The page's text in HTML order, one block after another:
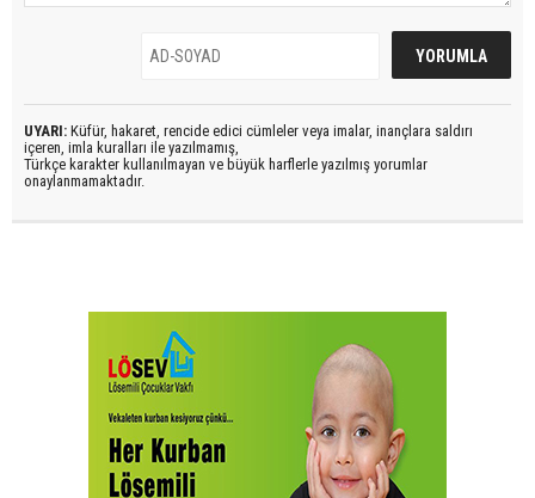
UYARI: Küfür, hakaret, rencide edici cümleler veya imalar, inançlara saldırı
içeren, imla kuralları ile yazılmamış,
Türkçe karakter kullanılmayan ve büyük harflerle yazılmış yorumlar
onaylanmamaktadır.